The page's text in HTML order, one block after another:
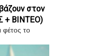
στον
+ ΒΙΝΤΕΟ)
φέτος το